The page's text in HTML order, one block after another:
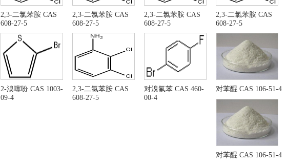
对溴氟苯
莱克酮
(3R,3AS,6AR)-六氢呋喃并[2,3-B]呋喃-3-醇
六氢-呋喃并[2,3-B]呋喃-3-醇
1,4-丁二醇
四氢呋喃
苄氧基乙醛
4-雄烯二酮
去氢表雄酮
葡萄糖酸内酯
卡格列净
顺丁烯二酸酐
氟硼酸 CAS 16872-11-0
烯丙基氰 CAS 109-75-1
氟硼酸铵 CAS 13826-83-0
2,3-二氯苯胺 CAS
608-27-5
2,3-二氯苯胺 CAS
608-27-5
2,3-二氯苯胺 CAS
608-27-5
2,3-二氯苯胺 CAS
608-27-5
2-溴噻吩 CAS 1003-
09-4
2,3-二氯苯胺 CAS
608-27-5
对溴氟苯 CAS 460-
00-4
对苯醌 CAS 106-51-4
对苯醌 CAS 106-51-4